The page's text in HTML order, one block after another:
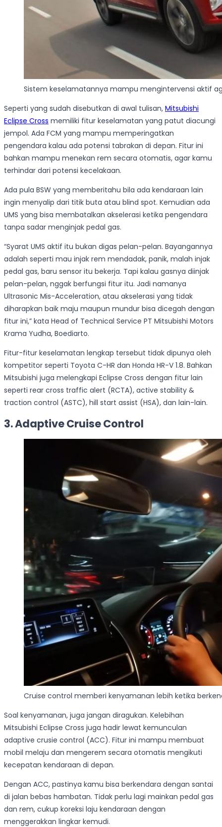
Sistem keselamatannya mampu mengintervensi aktif
Seperti yang sudah disebutkan di awal tulisan, Mitsubishi
Eclipse Cross memiliki fitur keselamatan yang patut diacungi
jempol. Ada FCM yang mampu memperingatkan
pengendara kalau ada potensi tabrakan di depan. Fitur ini
bahkan mampu menekan rem secara otomatis, agar kamu
terhindar dari potensi kecelakaan.
Ada pula BSW yang memberitahu bila ada kendaraan lain
ingin menyalip dari titik buta atau blind spot. Kemudian ada
UMS yang bisa membatalkan akselerasi ketika pengendara
tanpa sadar menginjak pedal gas.
“Syarat UMS aktif itu bukan digas pelan-pelan. Bayangannya
adalah seperti mau injak rem mendadak, panik, malah injak
pedal gas, baru sensor itu bekerja. Tapi kalau gasnya diinjak
pelan-pelan, nggak berfungsi fitur itu. Jadi namanya
Ultrasonic Mis-Acceleration, atau akselerasi yang tidak
diharapkan baik maju maupun mundur bisa dicegah dengan
fitur ini,” kata Head of Technical Service PT Mitsubishi Motors
Krama Yudha, Boediarto.
Fitur-fitur keselamatan lengkap tersebut tidak dipunya oleh
kompetitor seperti Toyota C-HR dan Honda HR-V 1.8. Bahkan
Mitsubishi juga melengkapi Eclipse Cross dengan fitur lain
seperti rear cross traffic alert (RCTA), active stability &
traction control (ASTC), hill start assist (HSA), dan lain-lain.
3. Adaptive Cruise Control
Cruise control memberi kenyamanan lebih ketika
Soal kenyamanan, juga jangan diragukan. Kelebihan
Mitsubishi Eclipse Cross juga hadir lewat kemunculan
adaptive crusie control (ACC). Fitur ini mampu membuat
mobil melaju dan mengerem secara otomatis mengikuti
kecepatan kendaraan di depan.
Dengan ACC, pastinya kamu bisa berkendara dengan santai
di jalan bebas hambatan. Tidak perlu lagi mainkan pedal gas
dan rem, cukup koreksi laju kendaraan dengan
menggerakkan lingkar kemudi.